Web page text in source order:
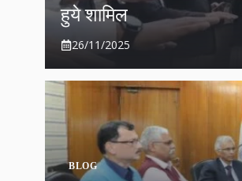
हुये शामिल
26/11/2025
BLOG